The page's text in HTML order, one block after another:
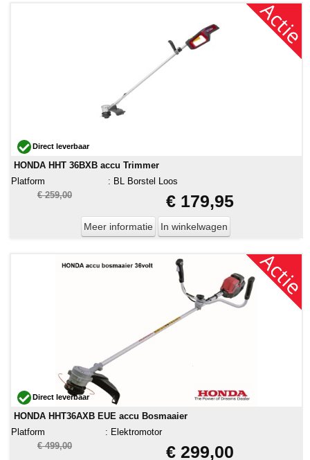
Direct leverbaar
HONDA HHT 36BXB accu Trimmer
Platform
: BL Borstel Loos
€ 259,00
€ 179,95
Meer informatie In winkelwagen
Direct leverbaar
HONDA HHT36AXB EUE accu Bosmaaier
Platform
: Elektromotor
€ 499,00
€ 299,00